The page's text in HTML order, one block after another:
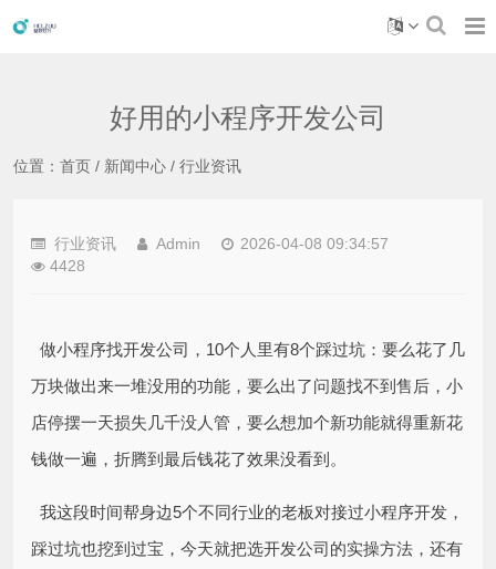
好用的小程序开发公司
位置： 首页 / 新闻中心 / 行业资讯
行业资讯 Admin
2026-04-08 09:34:57
4428
做小程序找开发公司，10个人里有8个踩过坑：要么花了几
万块做出来一堆没用的功能，要么出了问题找不到售后，小
店停摆一天损失几千没人管，要么想加个新功能就得重新花
钱做一遍，折腾到最后钱花了效果没看到。
我这段时间帮身边5个不同行业的老板对接过小程序开发，
踩过坑也挖到过宝，今天就把选开发公司的实操方法，还有